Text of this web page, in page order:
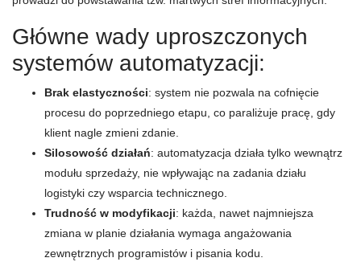
Główne wady uproszczonych
systemów automatyzacji:
Brak elastyczności: system nie pozwala na cofnięcie
procesu do poprzedniego etapu, co paraliżuje pracę, gdy
klient nagle zmieni zdanie.
Silosowość działań: automatyzacja działa tylko wewnątrz
modułu sprzedaży, nie wpływając na zadania działu
logistyki czy wsparcia technicznego.
Trudność w modyfikacji: każda, nawet najmniejsza
zmiana w planie działania wymaga angażowania
zewnętrznych programistów i pisania kodu.